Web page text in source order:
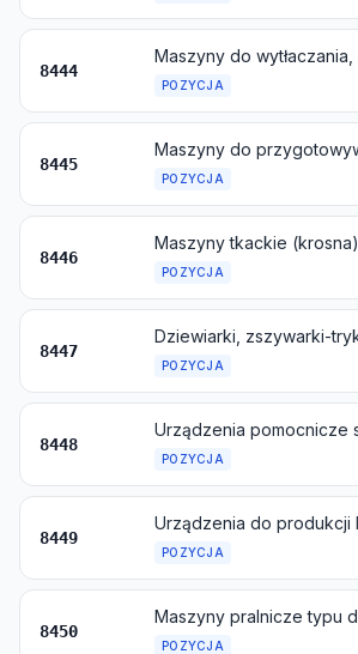
8444
POZYCJA
8445
POZYCJA
8446
Maszyny tkackie (krosna)
POZYCJA
8447
POZYCJA
8448
POZYCJA
8449
POZYCJA
8450
POZYCJA